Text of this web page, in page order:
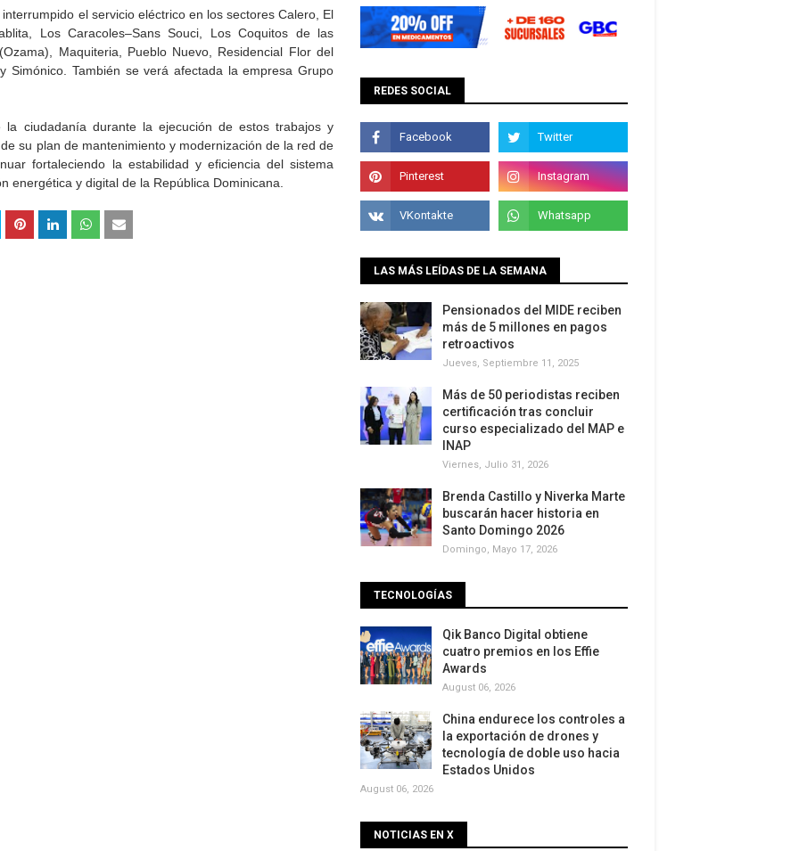
el servicio eléctrico en los sectores Calero, El
Los Caracoles–Sans Souci, Los Coquitos de las
Maquiteria, Pueblo Nuevo, Residencial Flor del
Simónico. También se verá afectada la empresa Grupo
la ciudadanía durante la ejecución de estos trabajos y
su plan de mantenimiento y modernización de la red de
fortaleciendo la estabilidad y eficiencia del sistema
energética y digital de la República Dominicana.
REDES SOCIAL
LAS MÁS LEÍDAS DE LA SEMANA
Pensionados del MIDE reciben
más de 5 millones en pagos
retroactivos
Jueves, Septiembre 11, 2025
Más de 50 periodistas reciben
certificación tras concluir
curso especializado del MAP e
INAP
Viernes, Julio 31, 2026
Brenda Castillo y Niverka Marte
buscarán hacer historia en
Santo Domingo 2026
Domingo, Mayo 17, 2026
TECNOLOGÍAS
Qik Banco Digital obtiene
cuatro premios en los Effie
Awards
August 06, 2026
China endurece los controles a
la exportación de drones y
tecnología de doble uso hacia
Estados Unidos
August 06, 2026
NOTICIAS EN X